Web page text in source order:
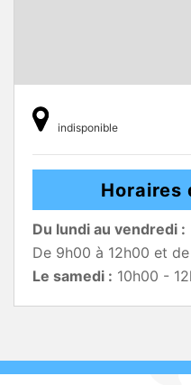
indisponible
Horaires
Du lundi au vendredi :
De 9h00 à 12h00 et
Le samedi : 10h00 -